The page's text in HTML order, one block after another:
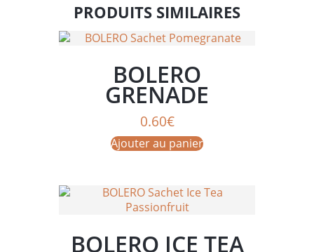
PRODUITS SIMILAIRES
BOLERO
GRENADE
0.60€
Ajouter au panier
BOLERO ICE TEA